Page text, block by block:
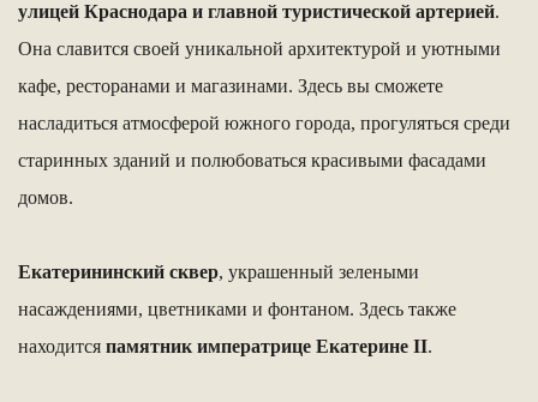
улицей Краснодара и главной туристической артерией.
Она славится своей уникальной архитектурой и уютными
кафе, ресторанами и магазинами. Здесь вы сможете
насладиться атмосферой южного города, прогуляться среди
старинных зданий и полюбоваться красивыми фасадами
домов.
Екатерининский сквер, украшенный зелеными
насаждениями, цветниками и фонтаном. Здесь также
находится памятник императрице Екатерине II.